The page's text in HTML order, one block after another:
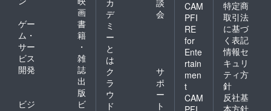
画
ゲー
ム・
サー
ビス
開発
書
籍
・
雑
誌
出
版
ビジ
ビ
デ
ミ
ー
と
は
会
ク
ラ
ウ
ド
サ
ポ
ー
ト
CAM
PFI
RE
for
Ente
rtain
men
t
CAM
特定商
取引法
に基づ
く表記
情報セ
キュリ
ティ方
針
反社基
本方針